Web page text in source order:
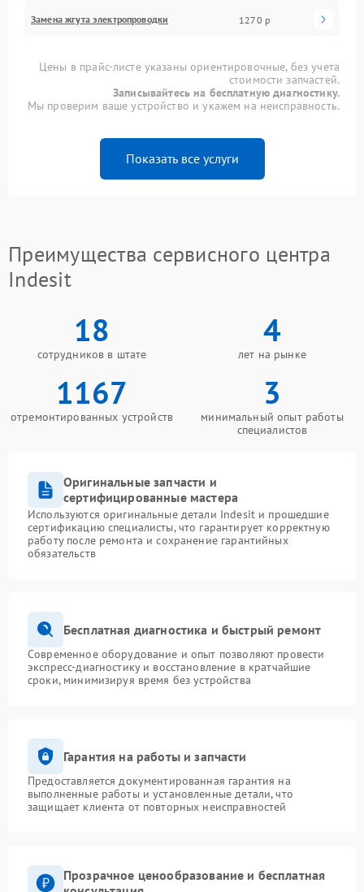
Замена жгута электропроводки 1270 р
Цены в прайс-листе указаны ориентировочные, без учета
стоимости запчастей.
Записывайтесь на бесплатную диагностику.
Мы проверим ваше устройство и укажем на неисправность.
Показать все услуги
Преимущества сервисного центра
Indesit
18
сотрудников в штате
4
лет на рынке
1167
отремонтированных устройств
3
минимальный опыт работы
специалистов
Оригинальные запчасти и
сертифицированные мастера
Используются оригинальные детали Indesit и прошедшие
сертификацию специалисты, что гарантирует корректную
работу после ремонта и сохранение гарантийных
обязательств
Бесплатная диагностика и быстрый ремонт
Современное оборудование и опыт позволяют провести
экспресс-диагностику и восстановление в кратчайшие
сроки, минимизируя время без устройства
Гарантия на работы и запчасти
Предоставляется документированная гарантия на
выполненные работы и установленные детали, что
защищает клиента от повторных неисправностей
Прозрачное ценообразование и бесплатная